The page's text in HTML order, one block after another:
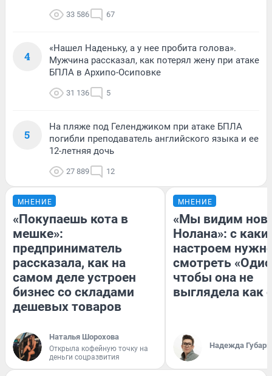
33 586 67
4
«Нашел Наденьку, а у нее пробита голова».
Мужчина рассказал, как потерял жену при атаке
БПЛА в Архипо-Осиповке
31 136 5
5
На пляже под Геленджиком при атаке БПЛА
погибли преподаватель английского языка и ее
12-летняя дочь
27 889 12
МНЕНИЕ
«Покупаешь кота в
мешке»:
предприниматель
рассказала, как на
самом деле устроен
бизнес со складами
дешевых товаров
Наталья Шорохова
Открыла кофейную точку на
деньги соцразвития
МНЕНИЕ
«Мы видим
Нолана»: с
настроем
смотреть
чтобы она не
выглядела как
Надежда Губарь